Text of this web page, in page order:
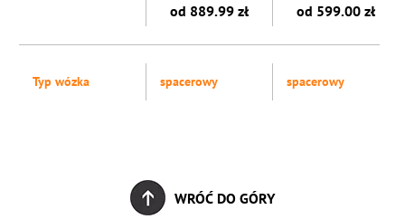
od 889.99 zł od 599.00 zł
Typ wózka spacerowy spacerowy
WRÓĆ DO GÓRY